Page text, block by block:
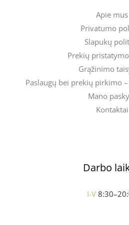
Apie mus
Privatumo
Slapukų
Prekių
Grąžinimo
Paslaugų bei prekių pirkimo
Mano
Kontaktai
Darbo
I-V